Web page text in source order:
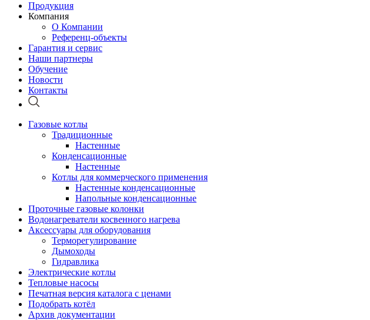
Продукция
Компания
О Компании
Референц-объекты
Гарантия и сервис
Наши партнеры
Обучение
Новости
Контакты
Газовые котлы
Традиционные
Настенные
Конденсационные
Настенные
Котлы для коммерческого применения
Настенные конденсационные
Напольные конденсационные
Проточные газовые колонки
Водонагреватели косвенного нагрева
Аксессуары для оборудования
Терморегулирование
Дымоходы
Гидравлика
Электрические котлы
Тепловые насосы
Печатная версия каталога с ценами
Подобрать котёл
Архив документации